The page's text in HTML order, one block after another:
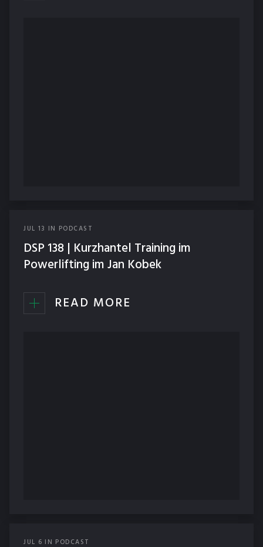
JUL 13 IN PODCAST
DSP 138 | Kurzhantel Training im
Powerlifting im Jan Kobek
READ MORE
JUL 6 IN PODCAST